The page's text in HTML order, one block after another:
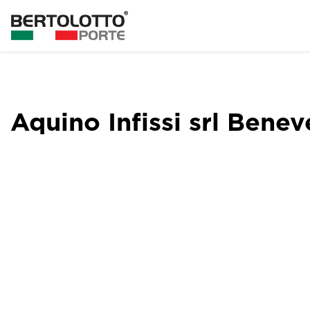
Aquino Infissi srl